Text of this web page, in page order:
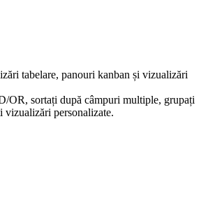
tabelare, panouri kanban și vizualizări
OR, sortați după câmpuri multiple, grupați
vizualizări personalizate.